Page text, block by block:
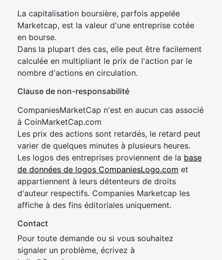
La capitalisation boursière, parfois appelée
Marketcap, est la valeur d'une entreprise cotée
en bourse.
Dans la plupart des cas, elle peut être facilement
calculée en multipliant le prix de l'action par le
nombre d'actions en circulation.
Clause de non-responsabilité
CompaniesMarketCap n'est en aucun cas associé
à CoinMarketCap.com
Les prix des actions sont retardés, le retard peut
varier de quelques minutes à plusieurs heures.
Les logos des entreprises proviennent de la base
de données de logos CompaniesLogo.com et
appartiennent à leurs détenteurs de droits
d'auteur respectifs. Companies Marketcap les
affiche à des fins éditoriales uniquement.
Contact
Pour toute demande ou si vous souhaitez
signaler un problème, écrivez à